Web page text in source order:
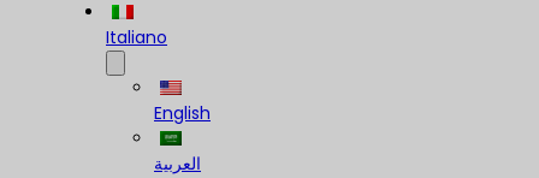
Italiano
English
العربية